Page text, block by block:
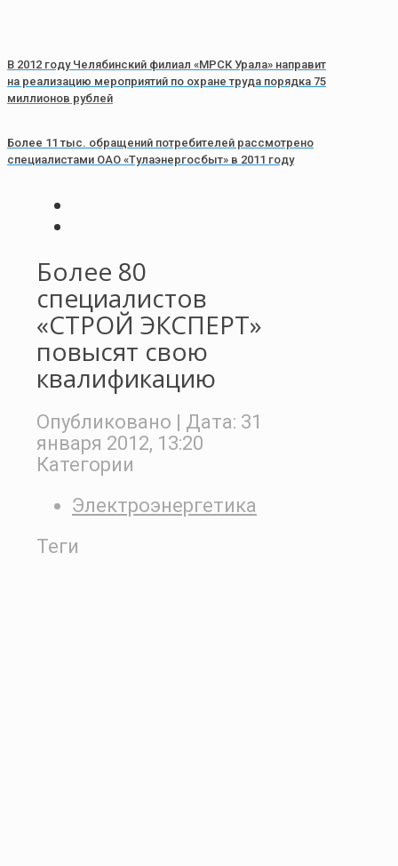
В 2012 году Челябинский филиал «МРСК Урала» направит
на реализацию мероприятий по охране труда порядка 75
миллионов рублей
Более 11 тыс. обращений потребителей рассмотрено
специалистами ОАО «Тулаэнергосбыт» в 2011 году
Более 80
специалистов
«СТРОЙ ЭКСПЕРТ»
повысят свою
квалификацию
Опубликовано | Дата: 31
января 2012, 13:20
Категории
Электроэнергетика
Теги